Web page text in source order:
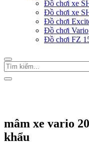
Đồ chơi xe
Đồ chơi xe
Đồ chơi
Đồ chơi Vario
Đồ chơi FZ
mâm xe vario
khẩu